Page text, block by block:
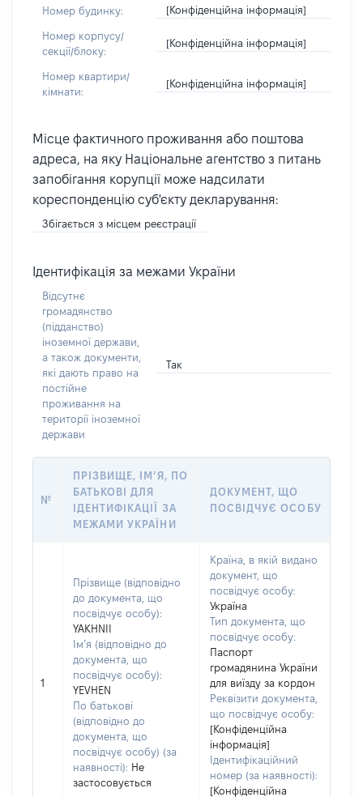
Номер будинку: [Конфіденційна інформація]
Номер корпусу/
секції/блоку:
[Конфіденційна інформація]
Номер квартири/
кімнати:
[Конфіденційна інформація]
Місце фактичного проживання або поштова
адреса, на яку Національне агентство з питань
запобігання корупції може надсилати
кореспонденцію суб'єкту декларування:
Збігається з місцем реєстрації
Ідентифікація за межами України
Відсутнє
громадянство
(підданство)
іноземної держави,
а також документи,
які дають право на
постійне
проживання на
території іноземної
держави
Так
№
ПРІЗВИЩЕ, ІМ’Я, ПО
БАТЬКОВІ ДЛЯ
ІДЕНТИФІКАЦІЇ ЗА
МЕЖАМИ УКРАЇНИ
ДОКУМЕНТ, ЩО
ПОСВІДЧУЄ ОСОБУ
1
Прізвище (відповідно
до документа, що
посвідчує особу):
YAKHNII
Ім’я (відповідно до
документа, що
посвідчує особу):
YEVHEN
По батькові
(відповідно до
документа, що
посвідчує особу) (за
наявності): Не
застосовується
Країна, в якій видано
документ, що
посвідчує особу:
Україна
Тип документа, що
посвідчує особу:
Паспорт
громадянина України
для виїзду за кордон
Реквізити документа,
що посвідчує особу:
[Конфіденційна
інформація]
Ідентифікаційний
номер (за наявності):
[Конфіденційна